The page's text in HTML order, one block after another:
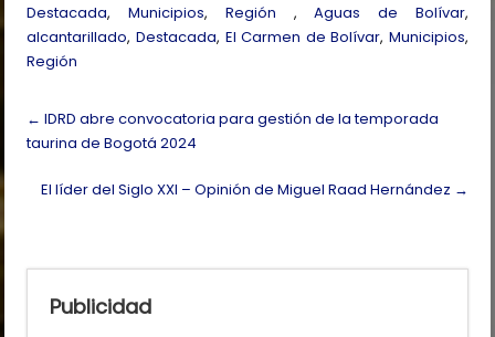
Destacada,Municipios, Región ,Aguas de Bolívar,
alcantarillado, Destacada, El Carmen de Bolívar, Municipios,
Región
Post
navigation
← IDRD abre convocatoria para gestión de la temporada
taurina de Bogotá 2024
El líder del Siglo XXI – Opinión de Miguel Raad Hernández →
Publicidad